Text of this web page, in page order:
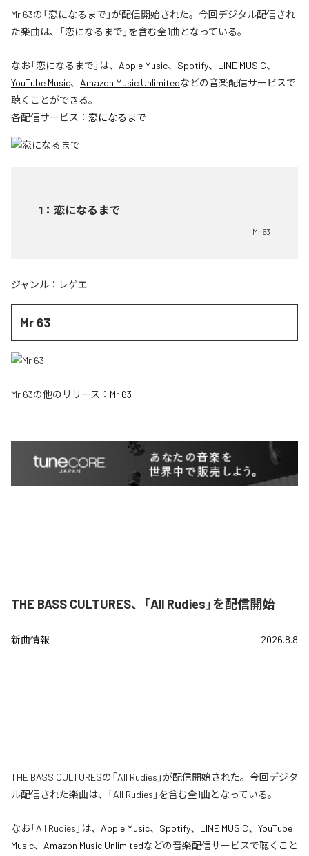
Mr 63の「恋になるまで」が配信開始された。今回デジタル配信され
た楽曲は、「恋になるまで」を含む全1曲となっている。
なお「恋になるまで 」は、 Apple Music、 Spotify、 LINE MUSIC、
YouTube Music、 Amazon Music Unlimitedなどの音楽配信サービスで
聴くことができる。
各配信サービス： 恋になるまで
1 ： 恋になるまで
Mr 63
ジャンル： レゲエ
Mr 63
Mr 63の他のリリース： Mr 63
THE BASS CULTURES、「All Rudies」を配信開始
新曲情報 2026.8.8
THE BASS CULTURESの「All Rudies」が配信開始された。今回デジタ
ル配信された楽曲は、「All Rudies」を含む全1曲となっている。
なお「All Rudies 」は、 Apple Music、 Spotify、 LINE MUSIC、 YouTube
Music、 Amazon Music Unlimitedなどの音楽配信サービスで聴くこと